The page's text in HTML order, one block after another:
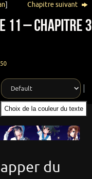
] Chapitre suivant
11 – Chapitre 3
Choix de la couleur du texte
du